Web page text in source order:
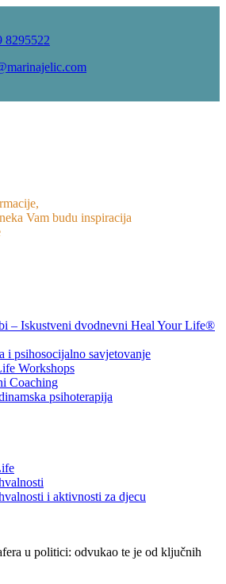
8295522
Vam budu inspiracija
– Iskustveni dvodnevni Heal Your Life®
i psihosocijalno savjetovanje
Workshops
Coaching
psihoterapija
i aktivnosti za djecu